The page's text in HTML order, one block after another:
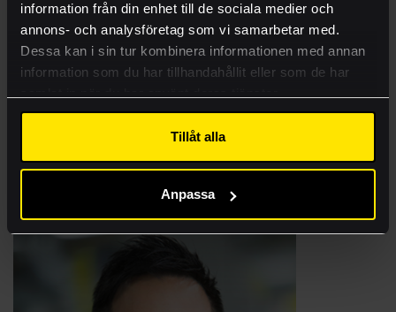
information från din enhet till de sociala medier och
annons- och analysföretag som vi samarbetar med.
Dessa kan i sin tur kombinera informationen med annan
information som du har tillhandahållit eller som de har
Tillåt alla
Anpassa
Innesälj | Stockholm
08-50 60 70 76
Case
Kontakt
Visa mer
Lämna rätt material